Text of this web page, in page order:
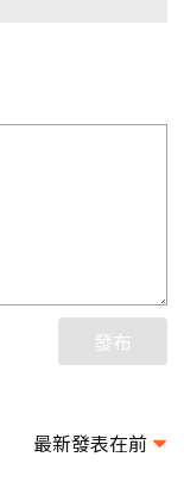
發布
最新發表在前